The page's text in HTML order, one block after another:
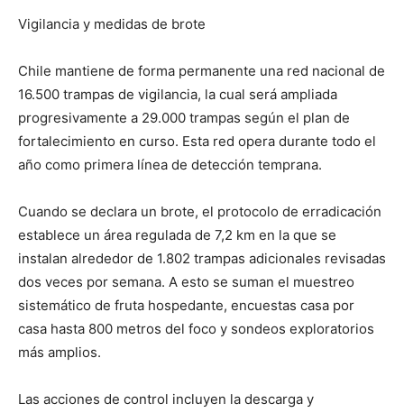
Vigilancia y medidas de brote
Chile mantiene de forma permanente una red nacional de
16.500 trampas de vigilancia, la cual será ampliada
progresivamente a 29.000 trampas según el plan de
fortalecimiento en curso. Esta red opera durante todo el
año como primera línea de detección temprana.
Cuando se declara un brote, el protocolo de erradicación
establece un área regulada de 7,2 km en la que se
instalan alrededor de 1.802 trampas adicionales revisadas
dos veces por semana. A esto se suman el muestreo
sistemático de fruta hospedante, encuestas casa por
casa hasta 800 metros del foco y sondeos exploratorios
más amplios.
Las acciones de control incluyen la descarga y